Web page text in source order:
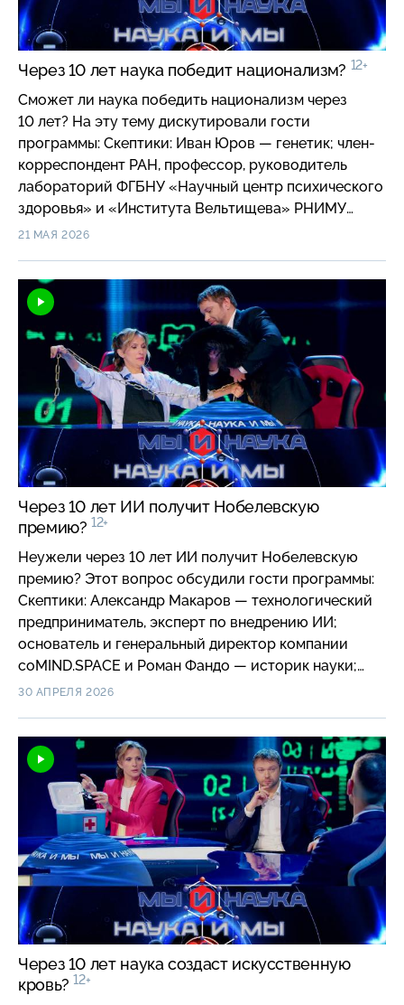
Института мехатроники и робототехники РГУ
имени А. Н. Косыгина.
Через 10 лет наука победит национализм? 12+
Сможет ли наука победить национализм через
10 лет? На эту тему дискутировали гости
программы: Скептики: Иван Юров — генетик; член-
корреспондент РАН, профессор, руководитель
лабораторий ФГБНУ «Научный центр психического
здоровья» и «Института Вельтищева» РНИМУ
имени Н. И. Пирогова МЗ РФ; Сергей Мясоедов —
директор Института бизнеса и делового
администрирования; Оптимисты: Андрей Манойло
— политолог; доктор политических наук,
профессор МГУ имени М. В. Ломоносова; Анна
Костикова — историк философии; заведующая
кафедрой философии языка и коммуникации
философского факультета МГУ имени
М. В. Ломоносова.
21 МАЯ 2026
Через 10 лет ИИ получит Нобелевскую
премию? 12+
Неужели через 10 лет ИИ получит Нобелевскую
премию? Этот вопрос обсудили гости программы:
Скептики: Александр Макаров — технологический
предприниматель, эксперт по внедрению ИИ;
основатель и генеральный директор компании
coMIND.SPACE и Роман Фандо — историк науки;
доктор исторических наук, директор Института
«Вопросы истории естествознания и техники»;
Оптимисты: Яхья Ибрагимов — эксперт в области
создания инновационных продуктов; владелец
продуктов в области предсказательной аналитики
в FMCG и Владимир Лещенко — эксперт по
внедрению искусственного интеллекта в
промышленности; эксперт по искусственному
интеллекту и управлению знаниями Центра
экспертизы решений и вендоров.
30 АПРЕЛЯ 2026
Через 10 лет наука создаст искусственную
кровь? 12+